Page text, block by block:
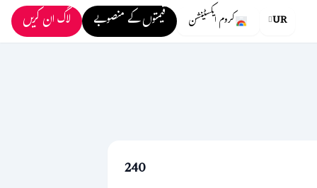
UR کروم ایکسٹینشن قیمتوں کے منصوبے لاگ ان کریں
240